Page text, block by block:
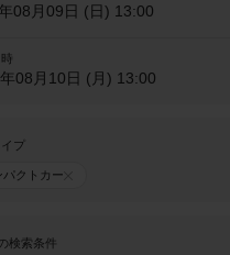
08月09日 (日) 13:00
08月10日 (月) 13:00
プ
パクトカー
検索条件